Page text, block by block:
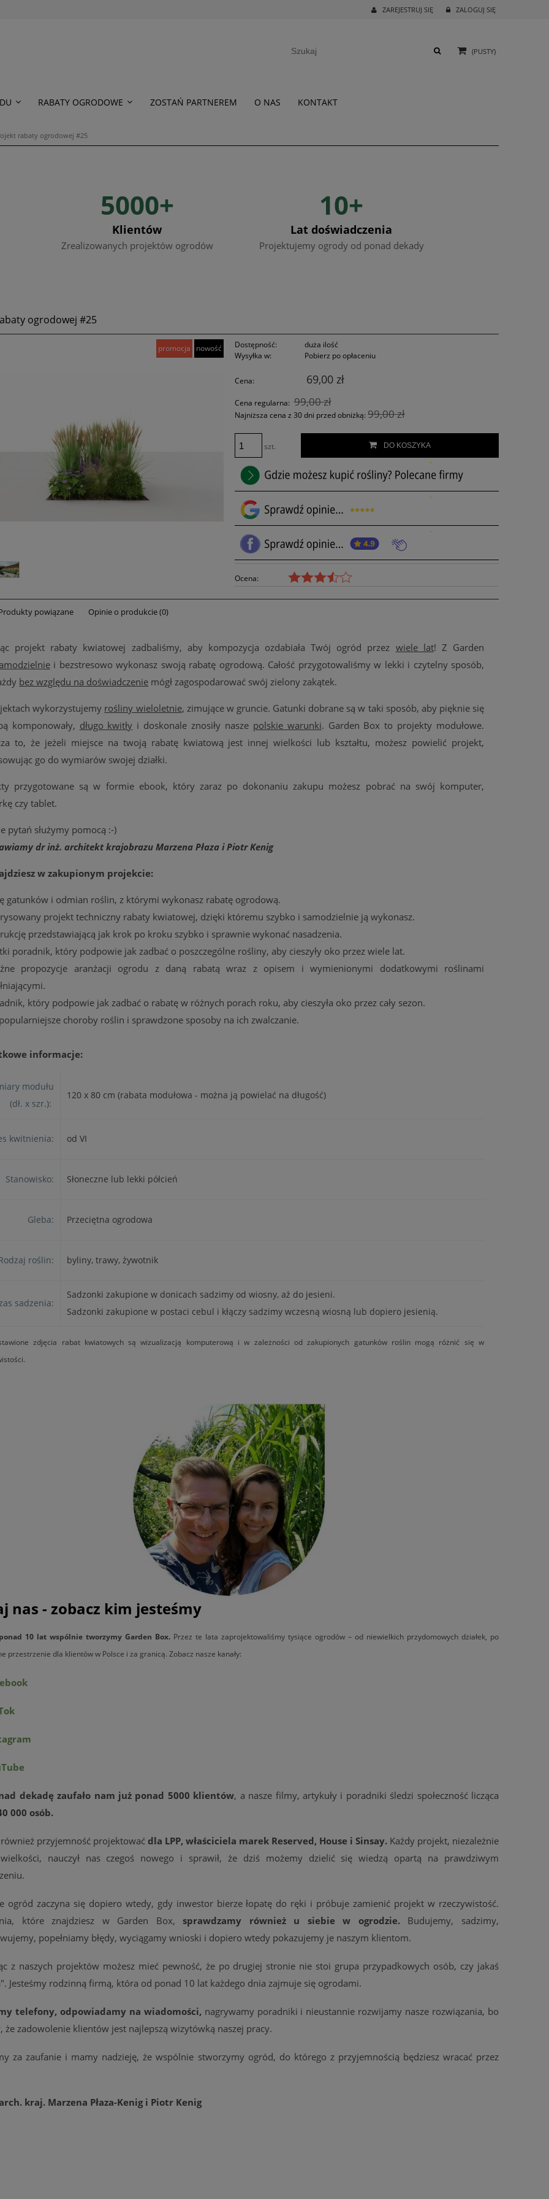
ZAREJESTRUJ SIĘ ZALOGUJ SIĘ
(PUSTY)
RABATY OGRODOWE ZOSTAŃ PARTNEREM O NAS KONTAKT
rabaty ogrodowej #25
5000+
Klientów
Zrealizowanych projektów ogrodów
10+
Lat doświadczenia
Projektujemy ogrody od ponad dekady
ogrodowej #25
promocja nowość Dostępność:
duża ilość
Wysyłka w:
Pobierz po opłaceniu
Cena: 69,00 zł
Cena regularna: 99,00 zł
Najniższa cena z 30 dni przed obniżką:99,00 zł
szt. DO KOSZYKA
Ocena:
powiązane Opinie o produkcie (0)
projekt rabaty kwiatowej zadbaliśmy, aby kompozycja ozdabiała Twój ogród przez wiele lat! Z Garden
i bezstresowo wykonasz swoją rabatę ogrodową. Całość przygotowaliśmy w lekki i czytelny sposób,
bez względu na doświadczenie mógł zagospodarować swój zielony zakątek.
wykorzystujemy rośliny wieloletnie, zimujące w gruncie. Gatunki dobrane są w taki sposób, aby pięknie się
komponowały, długo kwitły i doskonale znosiły nasze polskie warunki. Garden Box to projekty modułowe.
to, że jeżeli miejsce na twoją rabatę kwiatową jest innej wielkości lub kształtu, możesz powielić projekt,
go do wymiarów swojej działki.
przygotowane są w formie ebook, który zaraz po dokonaniu zakupu możesz pobrać na swój komputer,
czy tablet.
pytań służymy pomocą :-)
dr inż. architekt krajobrazu Marzena Płaza i Piotr Kenig
w zakupionym projekcie:
gatunków i odmian roślin, z którymi wykonasz rabatę ogrodową.
projekt techniczny rabaty kwiatowej, dzięki któremu szybko i samodzielnie ją wykonasz.
przedstawiającą jak krok po kroku szybko i sprawnie wykonać nasadzenia.
poradnik, który podpowie jak zadbać o poszczególne rośliny, aby cieszyły oko przez wiele lat.
propozycje aranżacji ogrodu z daną rabatą wraz z opisem i wymienionymi dodatkowymi roślinami
który podpowie jak zadbać o rabatę w różnych porach roku, aby cieszyła oko przez cały sezon.
choroby roślin i sprawdzone sposoby na ich zwalczanie.
informacje:
modułu
(dł. x szr.):
120 x 80 cm (rabata modułowa - można ją powielać na długość)
kwitnienia: od VI
Stanowisko: Słoneczne lub lekki półcień
Gleba: Przeciętna ogrodowa
roślin: byliny, trawy, żywotnik
sadzenia:
Sadzonki zakupione w donicach sadzimy od wiosny, aż do jesieni.
Sadzonki zakupione w postaci cebul i kłączy sadzimy wczesną wiosną lub dopiero jesienią.
zdjęcia rabat kwiatowych są wizualizacją komputerową i w zależności od zakupionych gatunków roślin mogą różnić się w
nas - zobacz kim jesteśmy
10 lat wspólnie tworzymy Garden Box. Przez te lata zaprojektowaliśmy tysiące ogrodów – od niewielkich przydomowych działek, po
przestrzenie dla klientów w Polsce i za granicą. Zobacz nasze kanały:
dekadę zaufało nam już ponad 5000 klientów, a nasze filmy, artykuły i poradniki śledzi społeczność licząca
000 osób.
przyjemność projektować dla LPP, właściciela marek Reserved, House i Sinsay. Każdy projekt, niezależnie
nauczył nas czegoś nowego i sprawił, że dziś możemy dzielić się wiedzą opartą na prawdziwym
ogród zaczyna się dopiero wtedy, gdy inwestor bierze łopatę do ręki i próbuje zamienić projekt w rzeczywistość.
które znajdziesz w Garden Box,sprawdzamy również u siebie w ogrodzie.Budujemy, sadzimy,
popełniamy błędy, wyciągamy wnioski i dopiero wtedy pokazujemy je naszym klientom.
z naszych projektów możesz mieć pewność, że po drugiej stronie nie stoi grupa przypadkowych osób, czy jakaś
Jesteśmy rodzinną firmą, która od ponad 10 lat każdego dnia zajmuje się ogrodami.
telefony, odpowiadamy na wiadomości, nagrywamy poradniki i nieustannie rozwijamy nasze rozwiązania, bo
że zadowolenie klientów jest najlepszą wizytówką naszej pracy.
za zaufanie i mamy nadzieję, że wspólnie stworzymy ogród, do którego z przyjemnością będziesz wracać przez
kraj. Marzena Płaza-Kenig i Piotr Kenig